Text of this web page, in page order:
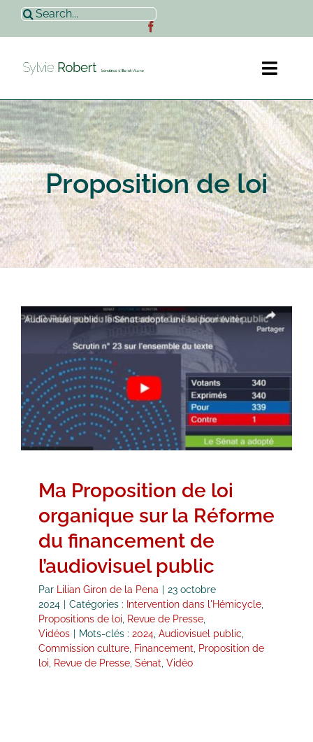
Passer
contenu
Rechercher:
Accueil
Sylvie Robert
Actualités
Contact
Proposition de loi
Ma Proposition de loi organique
sur la Réforme du financement de
l’audiovisuel public
Intervention dans l'Hémicycle
Propositions de loi
Revue de Presse
Vidéos
Ma Proposition de loi
organique sur la Réforme
du financement de
l’audiovisuel public
Par Lilian Giron de la Pena
23 octobre
2024
Catégories : Intervention dans l'Hémicycle
Propositions de loi
Revue de Presse
Vidéos
Mots-clés : 2024 Audiovisuel public
Commission culture Financement
Proposition de
loi
Revue de Presse Sénat Vidéo